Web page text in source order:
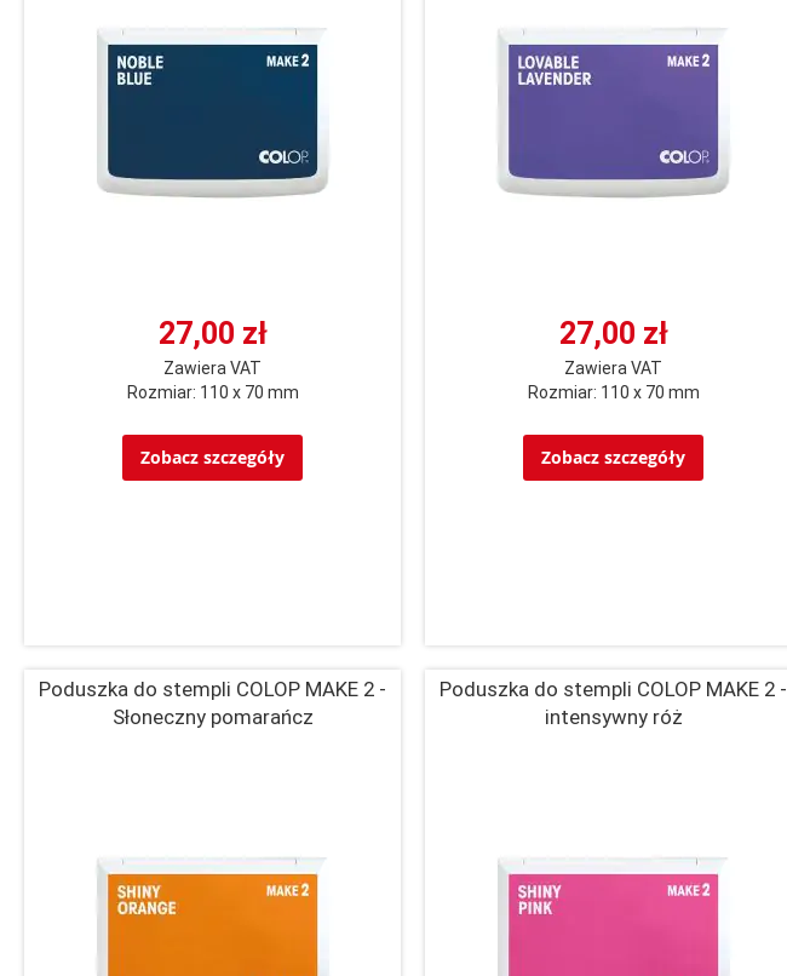
27,00 zł
Zawiera VAT
Rozmiar: 110 x 70 mm
Zobacz szczegóły
27,00 zł
Zawiera VAT
Rozmiar: 110 x 70 mm
Zobacz szczegóły
Poduszka do stempli COLOP MAKE 2 -
Słoneczny pomarańcz
Poduszka do stempli COLOP MAKE 2 -
intensywny róż